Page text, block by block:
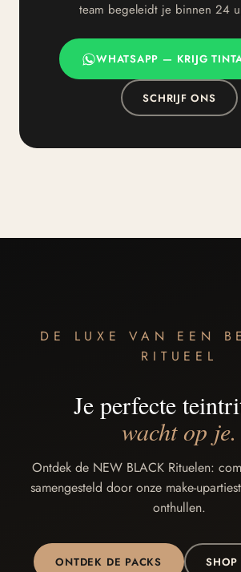
team begeleidt je binnen 24
WHATSAPP — KRIJG
SCHRIJF ONS
DE LUXE VAN EEN
RITUEEL
Je perfecte
wacht op je.
Ontdek de NEW BLACK Rituelen:
samengesteld door onze make-
onthullen.
ONTDEK DE PACKS SHOP